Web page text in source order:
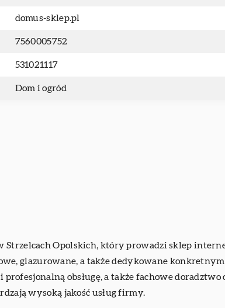
domus-sklep.pl
7560005752
531021117
Dom i ogród
w Strzelcach Opolskich, który prowadzi sklep
glazurowane, a także dedykowane
obsługę, a także fachowe
wysoką jakość usług firmy.